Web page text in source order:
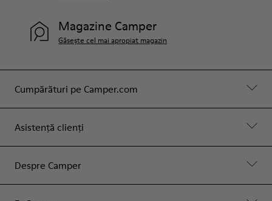
Cumpărături pe Camper.com
Asistență clienți
Despre Camper
Magazine Camper
Găsește cel mai apropiat magazin